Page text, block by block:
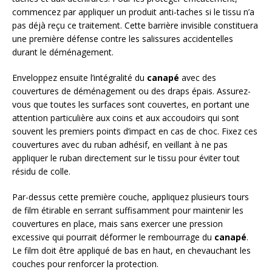
commencez par appliquer un produit anti-taches si le tissu n’a
pas déjà reçu ce traitement. Cette barrière invisible constituera
une première défense contre les salissures accidentelles
durant le déménagement.
Enveloppez ensuite l’intégralité du canapé avec des
couvertures de déménagement ou des draps épais. Assurez-
vous que toutes les surfaces sont couvertes, en portant une
attention particulière aux coins et aux accoudoirs qui sont
souvent les premiers points d’impact en cas de choc. Fixez ces
couvertures avec du ruban adhésif, en veillant à ne pas
appliquer le ruban directement sur le tissu pour éviter tout
résidu de colle.
Par-dessus cette première couche, appliquez plusieurs tours
de film étirable en serrant suffisamment pour maintenir les
couvertures en place, mais sans exercer une pression
excessive qui pourrait déformer le rembourrage du canapé.
Le film doit être appliqué de bas en haut, en chevauchant les
couches pour renforcer la protection.